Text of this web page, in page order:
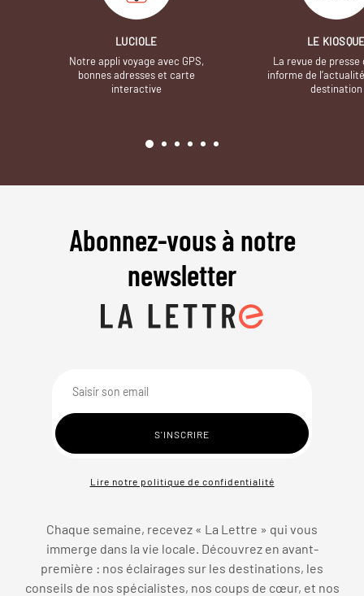
LUCIOLE
Notre appli voyage avec GPS,
bonnes adresses et carte
interactive
LE
La revue de presse
informe de
destination
Abonnez-vous à notre
newsletter
Lire notre politique de confidentialité
Chaque semaine, recevez « La Lettre » qui vous
immerge dans la vie locale. Découvrez en avant-
première : nos éclairages sur les destinations, les
conseils de nos spécialistes, nos coups de cœur, et nos